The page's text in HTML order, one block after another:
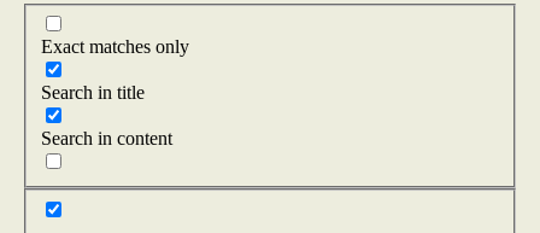
Exact matches only
Search in title
Search in content